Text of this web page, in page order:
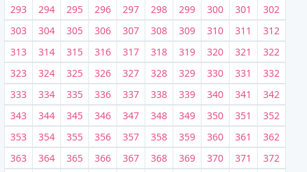
293
294 295 296 297 298 299 300 301
302
303
304 305 306 307 308 309 310 311
312
313
314 315 316 317 318 319 320 321
322
323
324 325 326 327 328 329 330 331
332
333
334 335 336 337 338 339 340 341
342
343
344 345 346 347 348 349 350 351
352
353
354 355 356 357 358 359 360 361
362
363
364 365 366 367 368 369 370 371
372